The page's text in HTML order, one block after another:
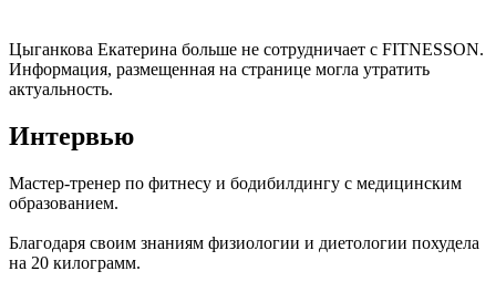
Цыганкова Екатерина больше не сотрудничает с FITNESSON.
Информация, размещенная на странице могла утратить
актуальность.
Интервью
Мастер-тренер по фитнесу и бодибилдингу с медицинским
образованием.
Благодаря своим знаниям физиологии и диетологии похудела
на 20 килограмм.